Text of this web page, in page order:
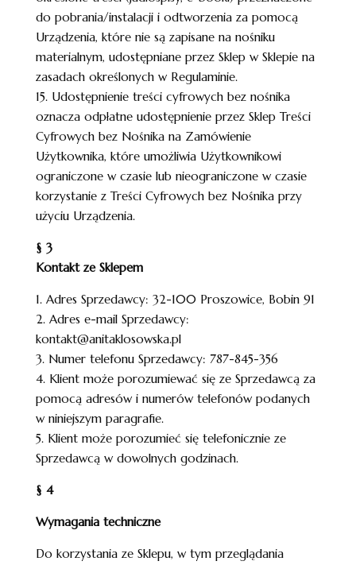
do pobrania/instalacji i odtworzenia za pomocą
Urządzenia, które nie są zapisane na nośniku
materialnym, udostępniane przez Sklep w Sklepie na
zasadach określonych w Regulaminie.
15. Udostępnienie treści cyfrowych bez nośnika
oznacza odpłatne udostępnienie przez Sklep Treści
Cyfrowych bez Nośnika na Zamówienie
Użytkownika, które umożliwia Użytkownikowi
ograniczone w czasie lub nieograniczone w czasie
korzystanie z Treści Cyfrowych bez Nośnika przy
użyciu Urządzenia.
§ 3
Kontakt ze Sklepem
1. Adres Sprzedawcy: 32-100 Proszowice, Bobin 91
2. Adres e-mail Sprzedawcy:
kontakt@anitaklosowska.pl
3. Numer telefonu Sprzedawcy: 787-845-356
4. Klient może porozumiewać się ze Sprzedawcą za
pomocą adresów i numerów telefonów podanych
w niniejszym paragrafie.
5. Klient może porozumieć się telefonicznie ze
Sprzedawcą w dowolnych godzinach.
§ 4
Wymagania techniczne
Do korzystania ze Sklepu, w tym przeglądania